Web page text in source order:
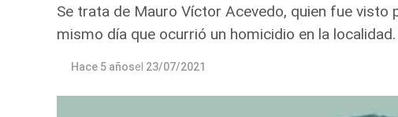
Se trata de Mauro Víctor Acevedo, quien fue visto
mismo día que ocurrió un homicidio en la localidad.
Hace 5 añosel 23/07/2021